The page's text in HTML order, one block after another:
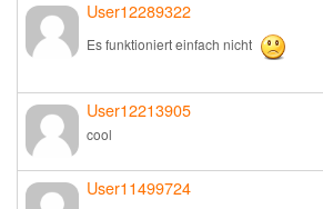
User12289322
Es funktioniert einfach nicht
User12213905
cool
User11499724